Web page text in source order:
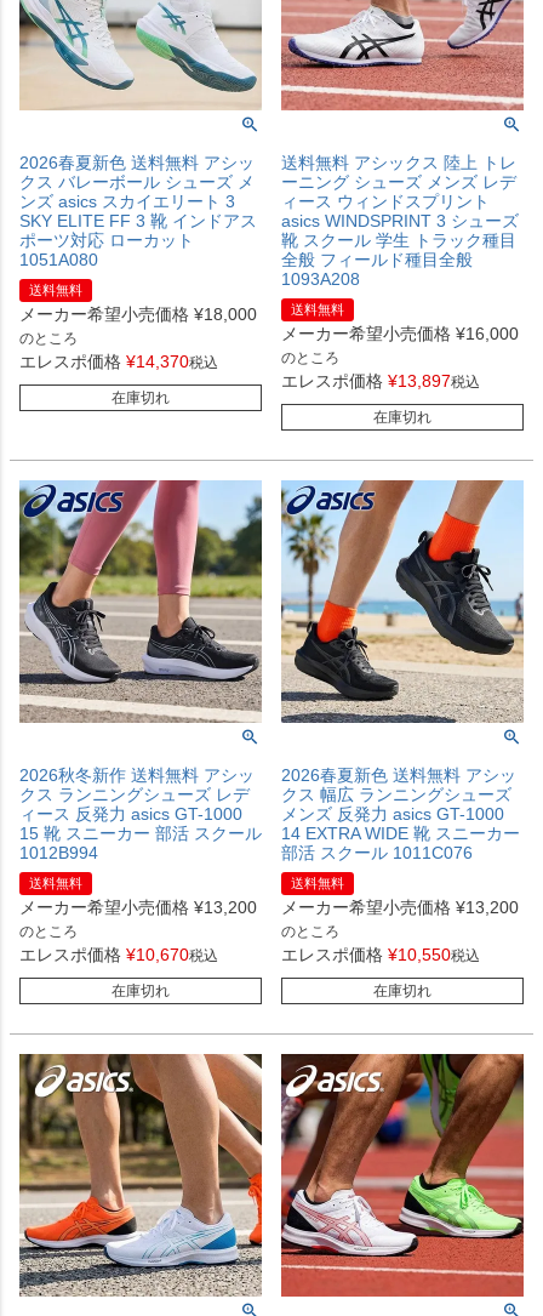
2026春夏新色 送料無料 アシッ
クス バレーボール シューズ メ
ンズ asics スカイエリート 3
SKY ELITE FF 3 靴 インドアス
ポーツ対応 ローカット
1051A080
送料無料
メーカー希望小売価格 ¥18,000
のところ
エレスポ価格 ¥14,370税込
在庫切れ
送料無料 アシックス 陸上 トレ
ーニング シューズ メンズ レデ
ィース ウィンドスプリント
asics WINDSPRINT 3 シューズ
靴 スクール 学生 トラック種目
全般 フィールド種目全般
1093A208
送料無料
メーカー希望小売価格 ¥16,000
のところ
エレスポ価格 ¥13,897税込
在庫切れ
2026秋冬新作 送料無料 アシッ
クス ランニングシューズ レデ
ィース 反発力 asics GT-1000
15 靴 スニーカー 部活 スクール
1012B994
送料無料
メーカー希望小売価格 ¥13,200
のところ
エレスポ価格 ¥10,670税込
在庫切れ
2026春夏新色 送料無料 アシッ
クス 幅広 ランニングシューズ
メンズ 反発力 asics GT-1000
14 EXTRA WIDE 靴 スニーカー
部活 スクール 1011C076
送料無料
メーカー希望小売価格 ¥13,200
のところ
エレスポ価格 ¥10,550税込
在庫切れ